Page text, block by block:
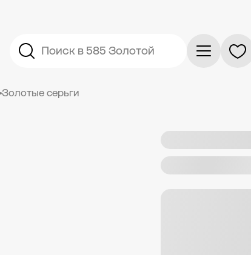
Поиск в 585 Золотой
Золотые серьги